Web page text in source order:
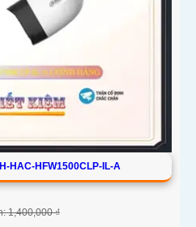
HAC-HFW1500CLP-IL-A
1,400,000 ₫